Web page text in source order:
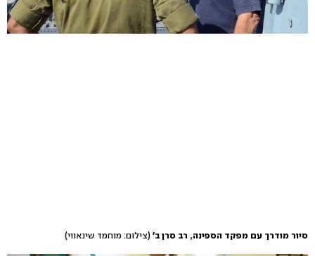
סיור מודרך עם מפקד הספינה, רב סרן ב' (צילום: מוחמד שינאווי)